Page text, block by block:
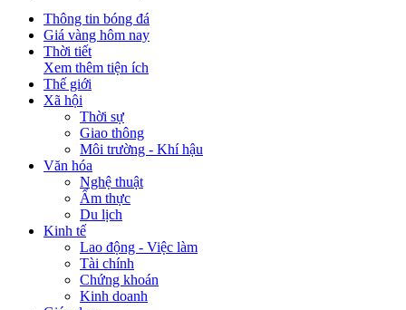
Thông tin bóng đá
Giá vàng hôm nay
Thời tiết
Xem thêm tiện ích
Thế giới
Xã hội
Thời sự
Giao thông
Môi trường - Khí hậu
Văn hóa
Nghệ thuật
Ẩm thực
Du lịch
Kinh tế
Lao động - Việc làm
Tài chính
Chứng khoán
Kinh doanh